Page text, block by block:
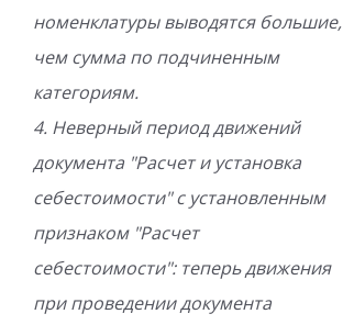
номенклатуры выводятся большие,
чем сумма по подчиненным
категориям.
4. Неверный период движений
документа "Расчет и установка
себестоимости" с установленным
признаком "Расчет
себестоимости": теперь движения
при проведении документа